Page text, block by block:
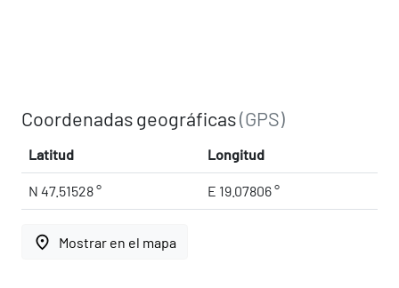
Coordenadas geográficas(GPS)
Latitud Longitud
N 47.51528 ° E 19.07806 °
place Mostrar en el mapa